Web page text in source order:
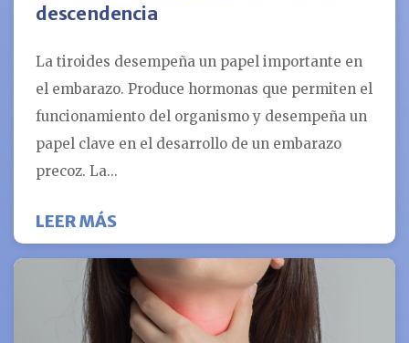
descendencia
La tiroides desempeña un papel importante en
el embarazo. Produce hormonas que permiten el
funcionamiento del organismo y desempeña un
papel clave en el desarrollo de un embarazo
precoz. La...
LEER MÁSSOBRE EL HIPOTIROIDISMO